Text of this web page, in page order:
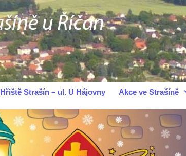
Hřiště Strašín – ul. U Hájovny Akce ve Strašíně